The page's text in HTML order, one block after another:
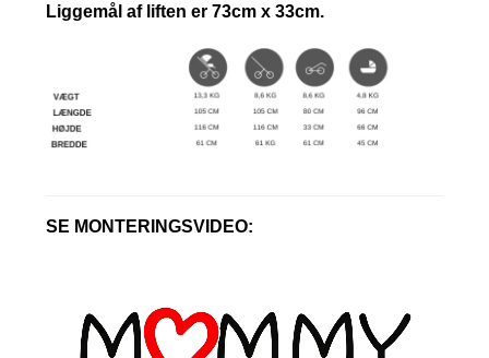
Liggemål af liften er 73cm x 33cm.
SE MONTERINGSVIDEO: